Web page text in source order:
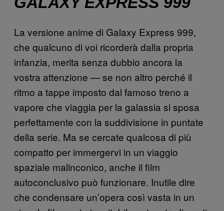
La versione anime di Galaxy Express 999,
che qualcuno di voi ricorderà dalla propria
infanzia, merita senza dubbio ancora la
vostra attenzione — se non altro perché il
ritmo a tappe imposto dal famoso treno a
vapore che viaggia per la galassia si sposa
perfettamente con la suddivisione in puntate
della serie. Ma se cercate qualcosa di più
compatto per immergervi in un viaggio
spaziale malinconico, anche il film
autoconclusivo può funzionare. Inutile dire
che condensare un’opera così vasta in un